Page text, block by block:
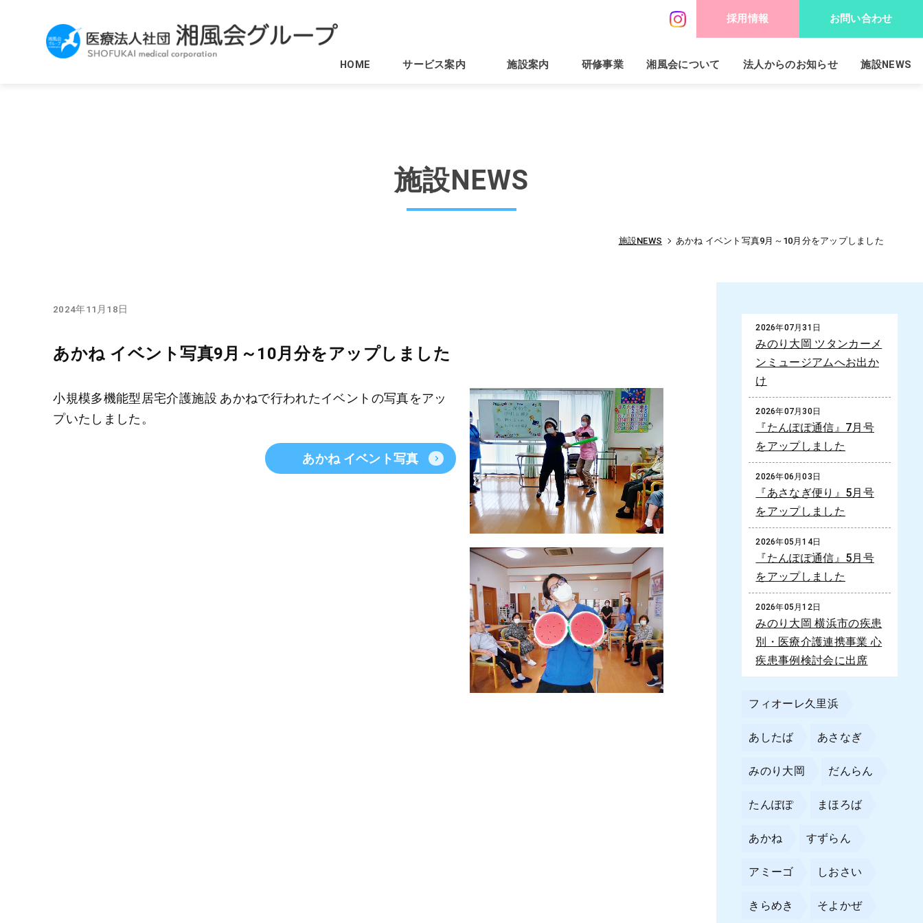
HOME サービス案内 施設案内 研修事業 湘風会について 法人からのお知らせ 施設NEWS
採用情報 お問い合わせ
施設NEWS
施設NEWS あかね イベント写真9月～10月分をアップしました
2024年11月18日
あかね イベント写真9月～10月分をアップしました
小規模多機能型居宅介護施設 あかねで行われたイベントの写真をアッ
プいたしました。
あかね イベント写真
2026年07月31日
みのり大岡 ツタンカーメ
ンミュージアムへお出か
け
2026年07月30日
『たんぽぽ通信』7月号
をアップしました
2026年06月03日
『あさなぎ便り』5月号
をアップしました
2026年05月14日
『たんぽぽ通信』5月号
をアップしました
2026年05月12日
みのり大岡 横浜市の疾患
別・医療介護連携事業 心
疾患事例検討会に出席
フィオーレ久里浜
あしたば あさなぎ
みのり大岡 だんらん
たんぽぽ まほろば
あかね すずらん
アミーゴ しおさい
きらめき そよかぜ